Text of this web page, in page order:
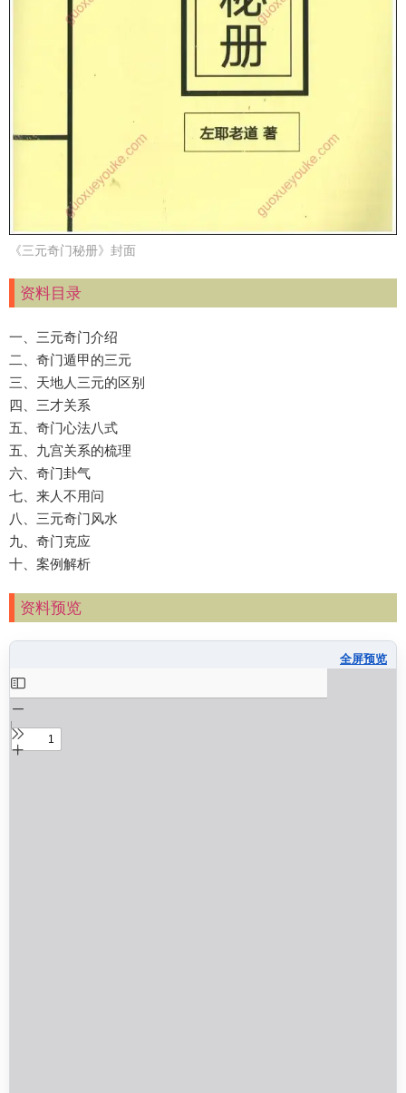
《三元奇门秘册》封面
资料目录
一、三元奇门介绍
二、奇门遁甲的三元
三、天地人三元的区别
四、三才关系
五、奇门心法八式
五、九宫关系的梳理
六、奇门卦气
七、来人不用问
八、三元奇门风水
九、奇门克应
十、案例解析
资料预览
全屏预览